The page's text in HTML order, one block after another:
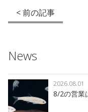
< 前の記事
News
8/2の営
2026.08.01